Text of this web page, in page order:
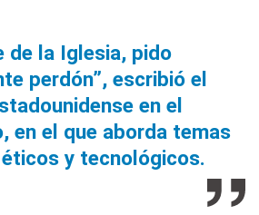
de la Iglesia, pido
perdón”, escribió el
en el
en el que aborda temas
y tecnológicos.